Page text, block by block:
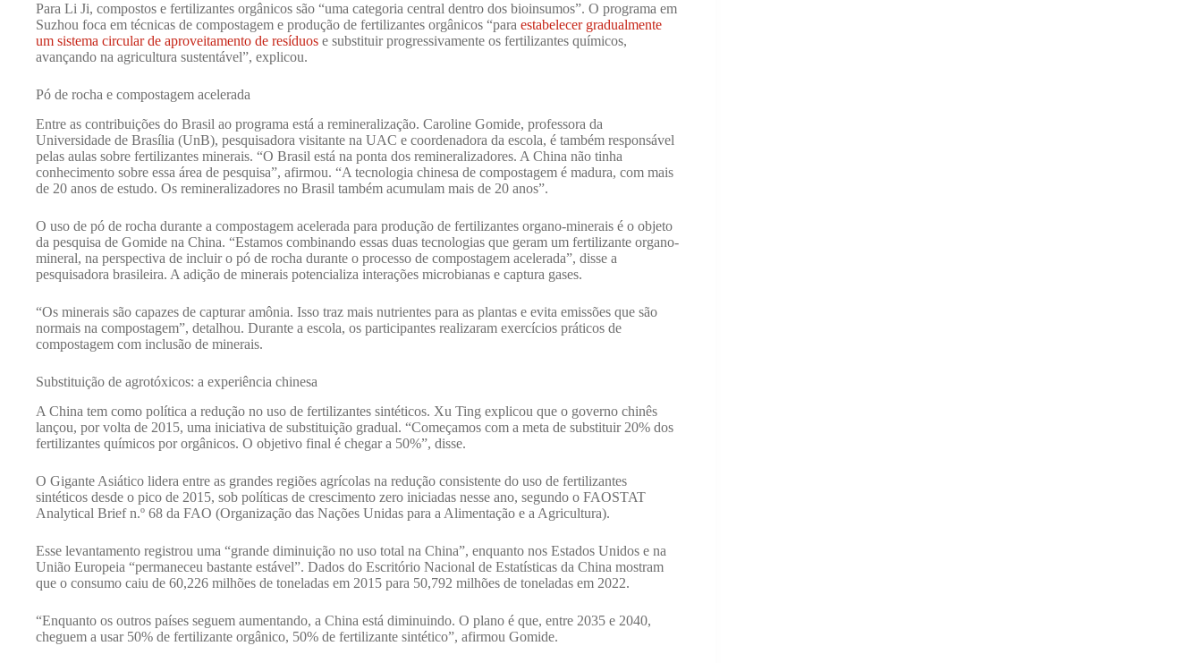
Para Li Ji, compostos e fertilizantes orgânicos são “uma categoria central dentro dos bioinsumos”. O programa em
Suzhou foca em técnicas de compostagem e produção de fertilizantes orgânicos “para estabelecer gradualmente
um sistema circular de aproveitamento de resíduos e substituir progressivamente os fertilizantes químicos,
avançando na agricultura sustentável”, explicou.
Pó de rocha e compostagem acelerada
Entre as contribuições do Brasil ao programa está a remineralização. Caroline Gomide, professora da
Universidade de Brasília (UnB), pesquisadora visitante na UAC e coordenadora da escola, é também responsável
pelas aulas sobre fertilizantes minerais. “O Brasil está na ponta dos remineralizadores. A China não tinha
conhecimento sobre essa área de pesquisa”, afirmou. “A tecnologia chinesa de compostagem é madura, com mais
de 20 anos de estudo. Os remineralizadores no Brasil também acumulam mais de 20 anos”.
O uso de pó de rocha durante a compostagem acelerada para produção de fertilizantes organo-minerais é o objeto
da pesquisa de Gomide na China. “Estamos combinando essas duas tecnologias que geram um fertilizante organo-
mineral, na perspectiva de incluir o pó de rocha durante o processo de compostagem acelerada”, disse a
pesquisadora brasileira. A adição de minerais potencializa interações microbianas e captura gases.
“Os minerais são capazes de capturar amônia. Isso traz mais nutrientes para as plantas e evita emissões que são
normais na compostagem”, detalhou. Durante a escola, os participantes realizaram exercícios práticos de
compostagem com inclusão de minerais.
Substituição de agrotóxicos: a experiência chinesa
A China tem como política a redução no uso de fertilizantes sintéticos. Xu Ting explicou que o governo chinês
lançou, por volta de 2015, uma iniciativa de substituição gradual. “Começamos com a meta de substituir 20% dos
fertilizantes químicos por orgânicos. O objetivo final é chegar a 50%”, disse.
O Gigante Asiático lidera entre as grandes regiões agrícolas na redução consistente do uso de fertilizantes
sintéticos desde o pico de 2015, sob políticas de crescimento zero iniciadas nesse ano, segundo o FAOSTAT
Analytical Brief n.º 68 da FAO (Organização das Nações Unidas para a Alimentação e a Agricultura).
Esse levantamento registrou uma “grande diminuição no uso total na China”, enquanto nos Estados Unidos e na
União Europeia “permaneceu bastante estável”. Dados do Escritório Nacional de Estatísticas da China mostram
que o consumo caiu de 60,226 milhões de toneladas em 2015 para 50,792 milhões de toneladas em 2022.
“Enquanto os outros países seguem aumentando, a China está diminuindo. O plano é que, entre 2035 e 2040,
cheguem a usar 50% de fertilizante orgânico, 50% de fertilizante sintético”, afirmou Gomide.